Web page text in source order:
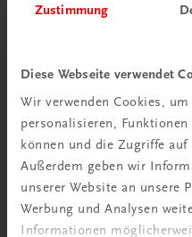
Zustimmung
Diese Webseite verwendet
Wir verwenden Cookies,
personalisieren,
können und die Zugriffe auf
Außerdem geben wir
unserer Website an unsere
Werbung und Analysen
Informationen
Herzlich
Wir